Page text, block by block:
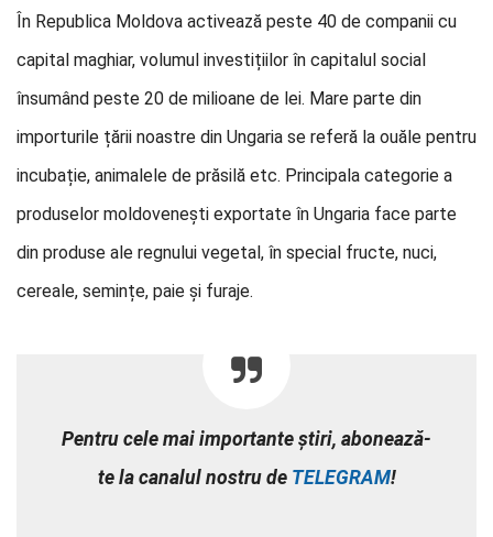
În Republica Moldova activează peste 40 de companii cu
capital maghiar, volumul investițiilor în capitalul social
însumând peste 20 de milioane de lei. Mare parte din
importurile țării noastre din Ungaria se referă la ouăle pentru
incubație, animalele de prăsilă etc. Principala categorie a
produselor moldovenești exportate în Ungaria face parte
din produse ale regnului vegetal, în special fructe, nuci,
cereale, semințe, paie și furaje.
Pentru cele mai importante știri, abonează-
te la canalul nostru deTELEGRAM!